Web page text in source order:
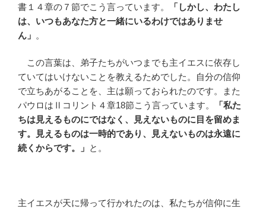
書１４章の７節でこう言っています。
「しかし、わたし
は、いつもあなた方と一緒にいるわけではありませ
ん」 。
この言葉は、弟子たちがいつまでも主イエスに依存し
ていてはいけないことを教えるためでした。自分の信仰
で立ちあがることを、主は願っておられたのです。また
パウロはⅡコリント４章18節こう言っています。
「私た
ちは見えるものにではなく、見えないものに目を留めま
す。見えるものは一時的であり、見えないものは永遠に
続くからです。」 と。
主イエスが天に帰って行かれたのは、私たちが信仰に生